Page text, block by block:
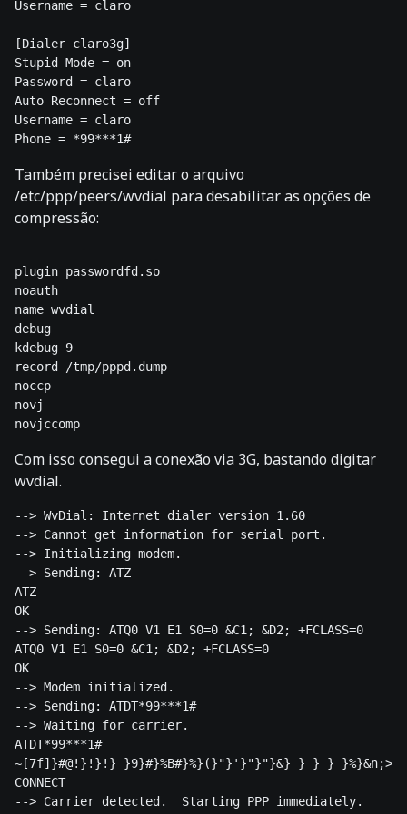
Username = claro
[Dialer claro3g]
Stupid Mode = on
Password = claro
Auto Reconnect = off
Username = claro
Também precisei editar o arquivo
/etc/ppp/peers/wvdial para desabilitar as opções de
compressão:
plugin passwordfd.so
noauth
name wvdial
debug
kdebug 9
record /tmp/pppd.dump
noccp
novj
novjccomp
Com isso consegui a conexão via 3G, bastando digitar
wvdial.
--> WvDial: Internet dialer version 1.60
--> Cannot get information for serial port.
--> Initializing modem.
--> Sending: ATZ
ATZ
OK
--> Sending: ATQ0 V1 E1 S0=0 &C1; &D2; +FCLASS=0
ATQ0 V1 E1 S0=0 &C1; &D2; +FCLASS=0
OK
--> Modem initialized.
--> Sending: ATDT*99***1#
--> Waiting for carrier.
ATDT*99***1#
~[7f]}#@!}!}!} }9}#}%B#}%}(}"}'}"}"}&} } } } }%}&n;>}/
CONNECT
--> Carrier detected.  Starting PPP immediately.